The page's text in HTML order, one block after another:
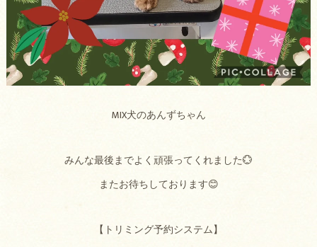
MIX犬のあんずちゃん
みんな最後までよく頑張ってくれました💮
またお待ちしております😊
【トリミング予約システム】